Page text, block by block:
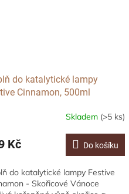
do katalytické lampy
Cinnamon, 500ml
Skladem (>5 ks)
Kč Do košíku
do katalytické lampy Festive
- Skořicové Vánoce